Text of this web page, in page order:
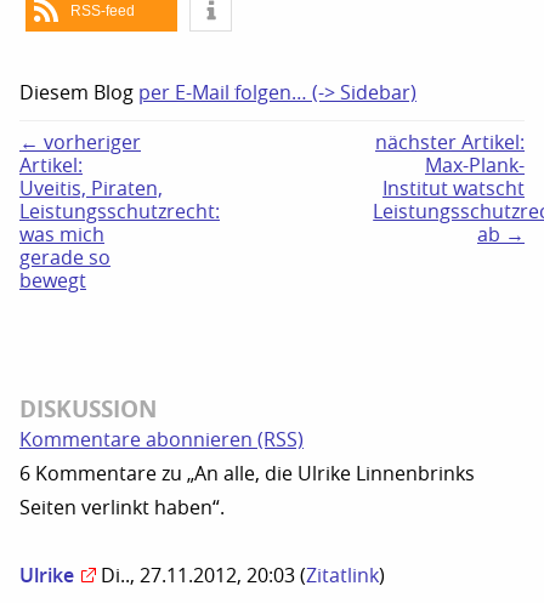
RSS-feed
Diesem Blog per E-Mail folgen… (-> Sidebar)
← vorheriger
Artikel:
Uveitis, Piraten,
Leistungsschutzrecht:
was mich
gerade so
bewegt
nächster Artikel:
Max-Plank-
Institut watscht
ab →
DISKUSSION
Kommentare abonnieren (RSS)
6 Kommentare zu „An alle, die Ulrike Linnenbrinks
Seiten verlinkt haben“.
Ulrike Di.., 27.11.2012, 20:03 (Zitatlink)